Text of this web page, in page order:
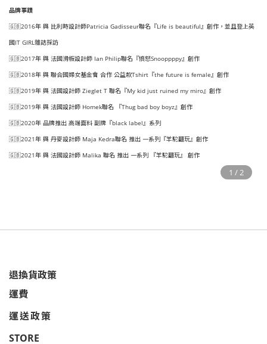
品牌事蹟
🇬🇧2016年 與 比利時設計師Patricia Gadisseur聯名『Life is beautiful』創作，並且登上英
國IT GIRL雜誌採訪
🇬🇧2017年 與 法國滑板設計師 Ian Philip聯名『憤怒Snooppppy』創作
🇬🇧2018年 與 聯合國婦女基金會 合作 公益款Tshirt『the future is female』創作
🇬🇧2019年 與 法國設計師 Zieglet T 聯名『My kid just ruined my miro』創作
🇬🇧2019年 與 法國設計師 Homek聯名 『Thug bad boy boyz』創作
🇬🇧2020年 品牌推出 高端面料 副牌『black label』系列
🇬🇧2021年 與 丹麥設計師 Maja Kedra聯名 推出 一系列『羊駝翻玩』創作
🇬🇧2021年 與 法國設計師 Malika 聯名 推出 一系列 『羊駝翻玩』 創作
退換貨政策
運費
運送政策
STORE